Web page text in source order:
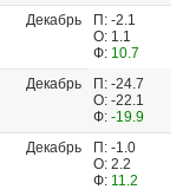
Декабрь
П: -2.1
О: 1.1
Ф: 10.7
Декабрь
П: -24.7
О: -22.1
Ф: -19.9
Декабрь
П: -1.0
О: 2.2
Ф: 11.2